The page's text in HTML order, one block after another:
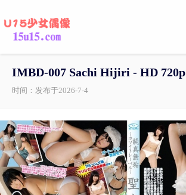
IMBD-007 Sachi Hijiri - HD 720p
时间：发布于2026-7-4